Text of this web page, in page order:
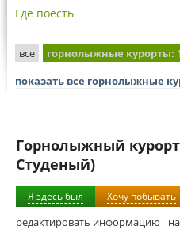
Где поесть
все горнолыжные курорты:
показать все горнолыжные
Горнолыжный
Студеный)
Я здесь был Хочу побывать
редактировать информацию